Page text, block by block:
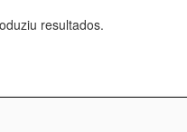
resultados.